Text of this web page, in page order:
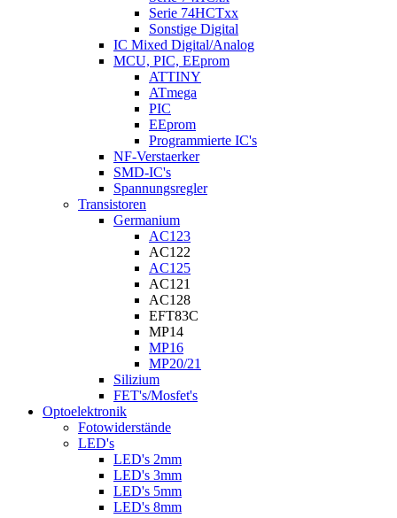
Serie 74HCTxx
Sonstige Digital
IC Mixed Digital/Analog
MCU, PIC, EEprom
ATTINY
ATmega
PIC
EEprom
Programmierte IC's
NF-Verstaerker
SMD-IC's
Spannungsregler
Transistoren
Germanium
AC123
AC122
AC125
AC121
AC128
EFT83C
MP14
MP16
MP20/21
Silizium
FET's/Mosfet's
Optoelektronik
Fotowiderstände
LED's
LED's 2mm
LED's 3mm
LED's 5mm
LED's 8mm